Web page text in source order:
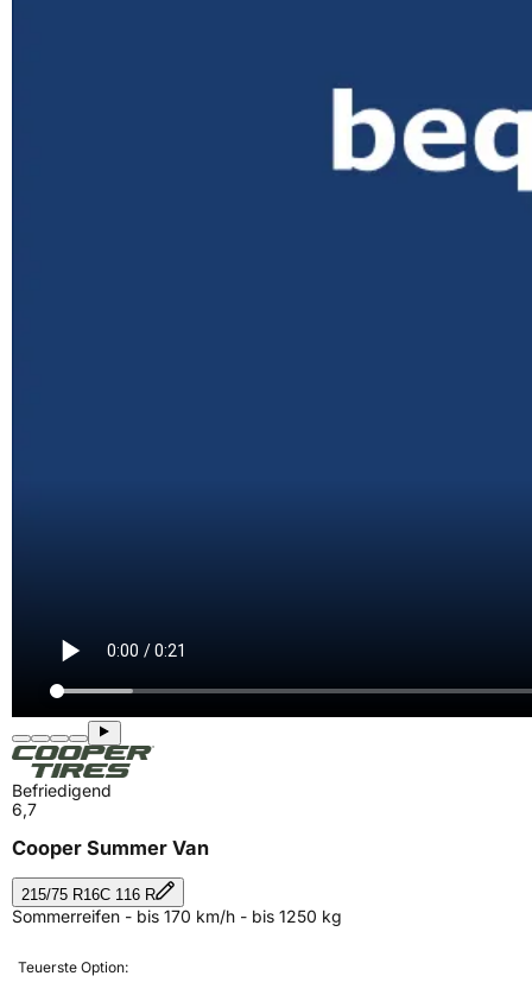
Befriedigend
6,7
Cooper Summer Van
215/75 R16C 116 R
Sommerreifen - bis 170 km/h - bis 1250 kg
Teuerste Option: